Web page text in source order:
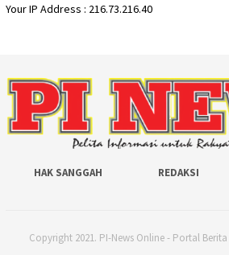
Your IP Address : 216.73.216.40
HAK SANGGAH REDAKSI
Copyright 2021. PI-News Online - Portal